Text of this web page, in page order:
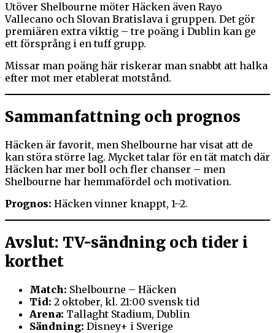
Utöver Shelbourne möter Häcken även Rayo
Vallecano och Slovan Bratislava i gruppen. Det gör
premiären extra viktig – tre poäng i Dublin kan ge
ett försprång i en tuff grupp.
Missar man poäng här riskerar man snabbt att halka
efter mot mer etablerat motstånd.
Sammanfattning och prognos
Häcken är favorit, men Shelbourne har visat att de
kan störa större lag. Mycket talar för en tät match där
Häcken har mer boll och fler chanser – men
Shelbourne har hemmafördel och motivation.
Prognos: Häcken vinner knappt, 1–2.
Avslut: TV-sändning och tider i
korthet
Match: Shelbourne – Häcken
Tid: 2 oktober, kl. 21:00 svensk tid
Arena: Tallaght Stadium, Dublin
Sändning: Disney+ i Sverige